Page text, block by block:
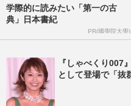
学際的に読みたい「第一の古
典」日本書紀
PR(國學院大學)
『しゃべくり007
として登場で「抜